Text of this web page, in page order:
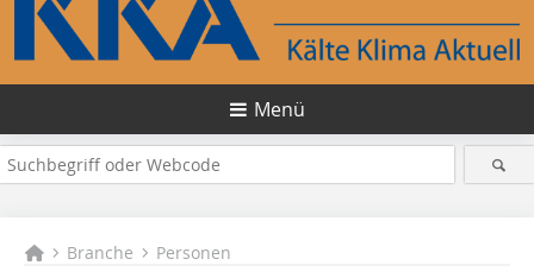
Menü
Branche Personen